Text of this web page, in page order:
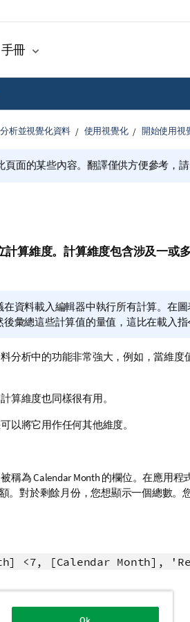
手冊
析並視覺化資料 使用視覺化 開始使用視
頁面的某些內容。翻譯僅供方便參考，
計算維度。計算維度包含涉及一或
資料載入編輯器中執行所有計算。在
彙總這些計算值的量值 ，這比在載入指
分析中的功能非常強大，例如，當維度
計算維度也同樣很有用。
以將它用作任何其他維度。
稱為Calendar Month 的欄位。在應用程
。對於剩餘月份，您想顯示一個總數。
<7, [Calendar Month],